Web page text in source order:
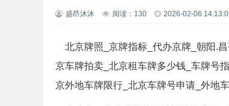
盛昂沐沐 阅读： 130 2026-02-06
北京牌照_京牌指标_代办京牌_朝阳.昌
京车牌拍卖_北京租车牌多少钱_车牌号
京外地车牌限行_北京车牌号申请_外地